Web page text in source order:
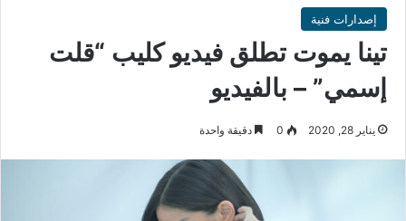
إصدارات فنية
تينا يموت تطلق فيديو كليب “قلت
إسمي” – بالفيديو
يناير 28, 2020 0 دقيقة واحدة